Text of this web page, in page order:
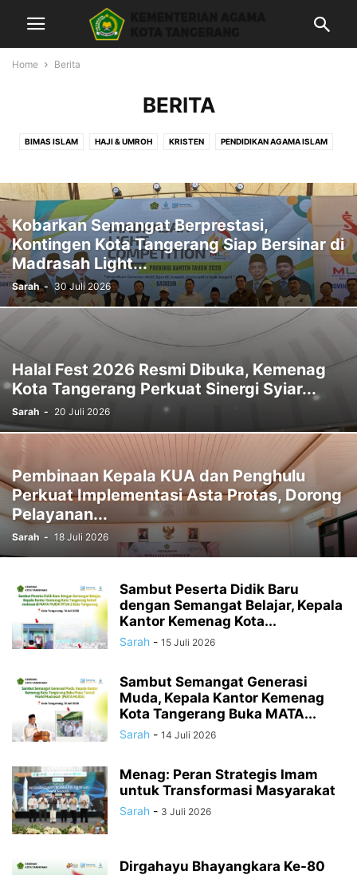
Home Berita
BERITA
BIMAS ISLAM HAJI & UMROH KRISTEN PENDIDIKAN AGAMA ISLAM
ZAKAT WAQAF
Kobarkan Semangat Berprestasi,
Kontingen Kota Tangerang Siap Bersinar di
Madrasah Light...
Sarah - 30 Juli 2026
Halal Fest 2026 Resmi Dibuka, Kemenag
Kota Tangerang Perkuat Sinergi Syiar...
Sarah - 20 Juli 2026
Pembinaan Kepala KUA dan Penghulu
Perkuat Implementasi Asta Protas, Dorong
Pelayanan...
Sarah - 18 Juli 2026
Sambut Peserta Didik Baru
dengan Semangat Belajar, Kepala
Kantor Kemenag Kota...
Sarah - 15 Juli 2026
Sambut Semangat Generasi
Muda, Kepala Kantor Kemenag
Kota Tangerang Buka MATA...
Sarah - 14 Juli 2026
Menag: Peran Strategis Imam
untuk Transformasi Masyarakat
Sarah - 3 Juli 2026
Dirgahayu Bhayangkara Ke-80